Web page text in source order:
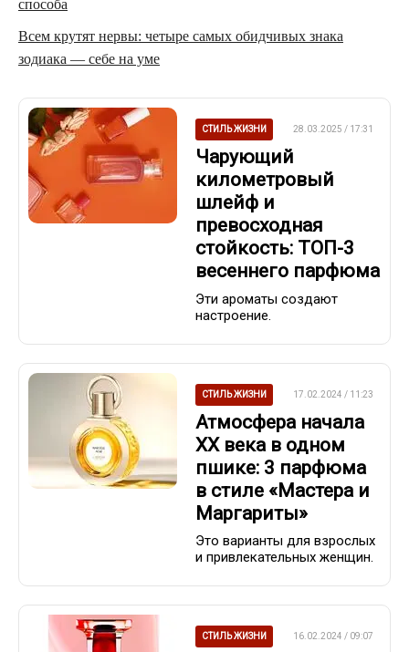
способа
Всем крутят нервы: четыре самых обидчивых знака
зодиака — себе на уме
СТИЛЬ ЖИЗНИ 28.03.2025 / 17:31
Чарующий
километровый
шлейф и
превосходная
стойкость: ТОП-3
весеннего парфюма
Эти ароматы создают
настроение.
СТИЛЬ ЖИЗНИ 17.02.2024 / 11:23
Атмосфера начала
XX века в одном
пшике: 3 парфюма
в стиле «Мастера и
Маргариты»
Это варианты для взрослых
и привлекательных женщин.
СТИЛЬ ЖИЗНИ 16.02.2024 / 09:07